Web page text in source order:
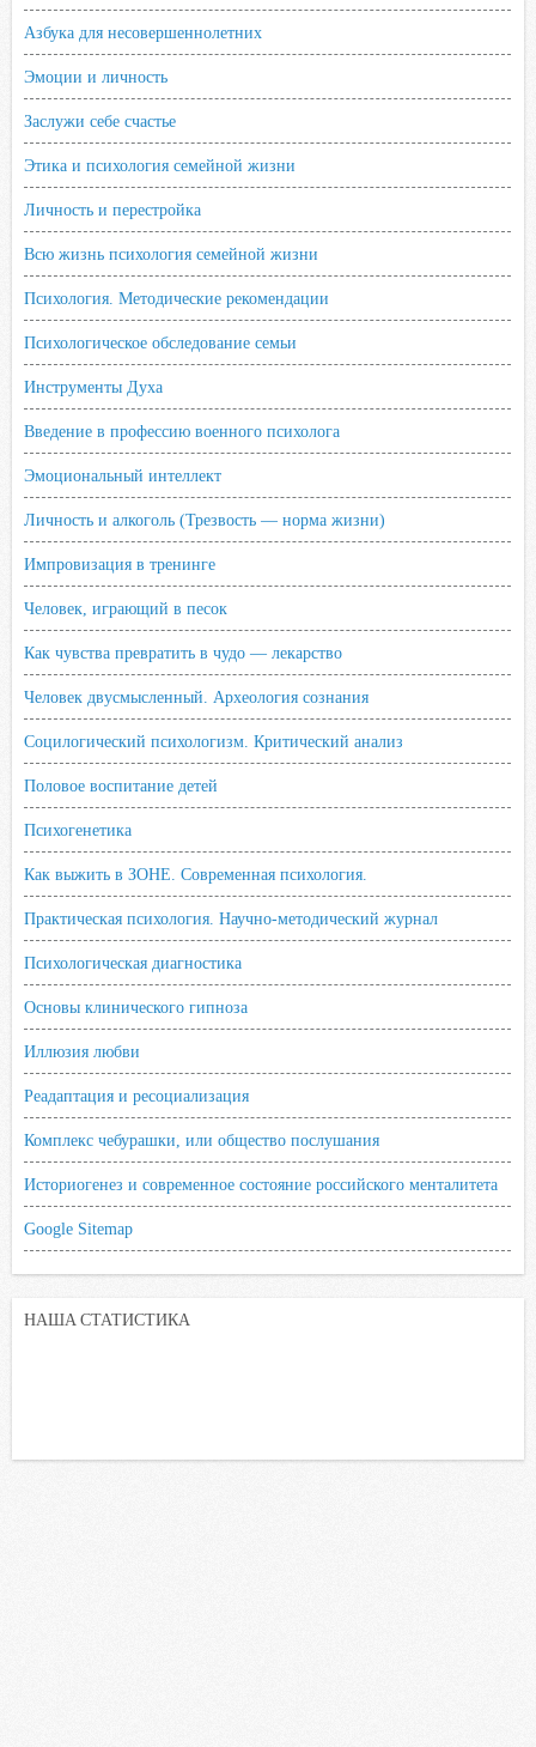
Азбука для несовершеннолетних
Эмоции и личность
Заслужи себе счастье
Этика и психология семейной жизни
Личность и перестройка
Всю жизнь психология семейной жизни
Психология. Методические рекомендации
Психологическое обследование семьи
Инструменты Духа
Введение в профессию военного психолога
Эмоциональный интеллект
Личность и алкоголь (Трезвость — норма жизни)
Импровизация в тренинге
Человек, играющий в песок
Как чувства превратить в чудо — лекарство
Человек двусмысленный. Археология сознания
Социлогический психологизм. Критический анализ
Половое воспитание детей
Психогенетика
Как выжить в ЗОНЕ. Современная психология.
Практическая психология. Научно-методический журнал
Психологическая диагностика
Основы клинического гипноза
Иллюзия любви
Реадаптация и ресоциализация
Комплекс чебурашки, или общество послушания
Историогенез и современное состояние российского менталитета
Google Sitemap
НАША СТАТИСТИКА